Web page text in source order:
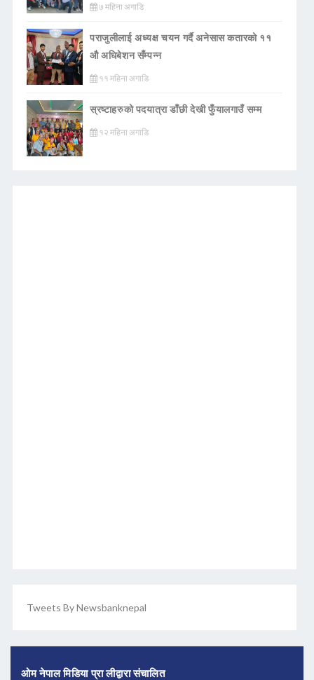
७ महिना अगाडि
पराजुलीलाई अध्यक्ष चयन गर्दै अनेसास कतारको ११
औ अधिबेशन सँम्पन्न
११ महिना अगाडि
स्रष्टाहरुको पदयात्रा डाँछी देखी फुँयालगाउँ सम्म
१२ महिना अगाडि
Tweets By Newsbanknepal
ओम नेपाल मिडिया प्रा लीद्वारा संचालित